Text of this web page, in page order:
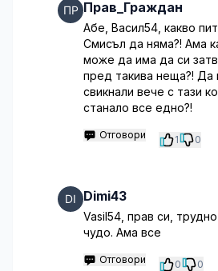
Прав_Граждан
Абе, Васил54, какво
Смисъл да няма?! Ама
може да има да си
пред такива неща?! Да
свикнали вече с тази
станало все едно?!
Отговори 1 0
Dimi43
Vasil54, прав си,
чудо. Ама все
Отговори 0 0